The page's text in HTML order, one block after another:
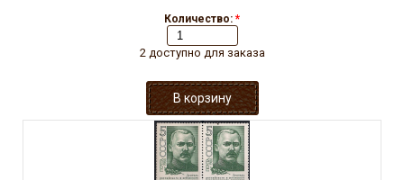
Количество: *
2 доступно для заказа